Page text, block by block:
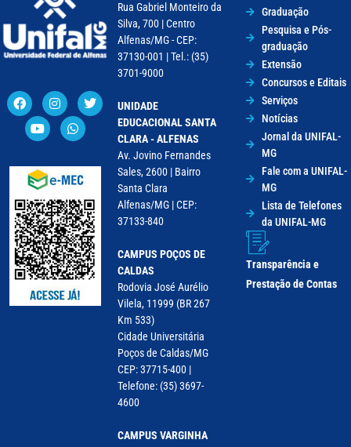
Rua Gabriel Monteiro da
Silva, 700 | Centro
Alfenas/MG - CEP:
37130-001 | Tel.: (35)
3701-9000
UNIDADE
EDUCACIONAL SANTA
CLARA - ALFENAS
Av. Jovino Fernandes
Sales, 2600 | Bairro
Santa Clara
Alfenas/MG | CEP:
37133-840
CAMPUS POÇOS DE
CALDAS
Rodovia José Aurélio
Vilela, 11999 (BR 267
Km 533)
Cidade Universitária
Poços de Caldas/MG
CEP: 37715-400 |
Telefone: (35) 3697-
4600
CAMPUS VARGINHA
Graduação
Pesquisa e Pós-
graduação
Extensão
Concursos e Editais
Serviços
Notícias
Jornal da UNIFAL-
MG
Fale com a UNIFAL-
MG
Lista de Telefones
da UNIFAL-MG
Transparência e
Prestação de Contas